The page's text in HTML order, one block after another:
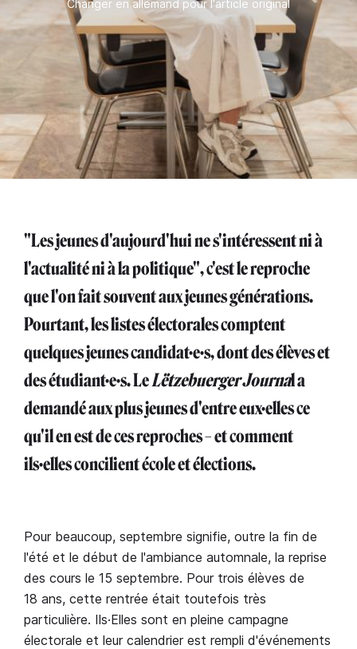
Changer en allemand pour l'article original
"Les jeunes d'aujourd'hui ne s'intéressent ni à
l'actualité ni à la politique", c'est le reproche
que l'on fait souvent aux jeunes générations.
Pourtant, les listes électorales comptent
quelques jeunes candidat·e·s, dont des élèves et
des étudiant·e·s. LeLëtzebuerger Journal a
demandé aux plus jeunes d'entre eux·elles ce
qu'il en est de ces reproches – et comment
ils·elles concilient école et élections.
Pour beaucoup, septembre signifie, outre la fin de
l'été et le début de l'ambiance automnale, la reprise
des cours le 15 septembre. Pour trois élèves de
18 ans, cette rentrée était toutefois très
particulière. Ils·Elles sont en pleine campagne
électorale et leur calendrier est rempli d'événements